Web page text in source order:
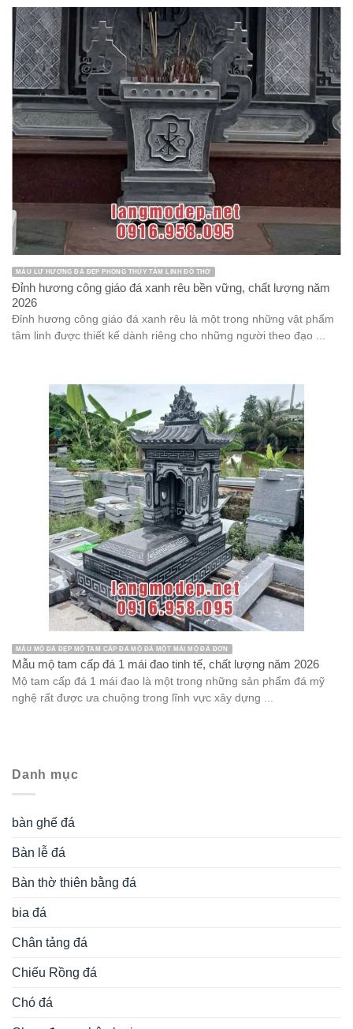
MẪU LƯ HƯƠNG ĐÁ ĐẸP PHONG THỦY TÂM LINH ĐỒ THỜ
Đỉnh hương công giáo đá xanh rêu bền vững, chất lượng năm
2026
Đỉnh hương công giáo đá xanh rêu là một trong những vật phẩm
tâm linh được thiết kế dành riêng cho những người theo đạo ...
MẪU MỘ ĐÁ ĐẸP MỘ TAM CẤP ĐÁ MỘ ĐÁ MỘT MÁI MỘ ĐÁ ĐƠN
Mẫu mộ tam cấp đá 1 mái đao tinh tế, chất lượng năm 2026
Mộ tam cấp đá 1 mái đao là một trong những sản phẩm đá mỹ
nghệ rất được ưa chuộng trong lĩnh vực xây dựng ...
Danh mục
bàn ghế đá
Bàn lễ đá
Bàn thờ thiên bằng đá
bia đá
Chân tảng đá
Chiếu Rồng đá
Chó đá